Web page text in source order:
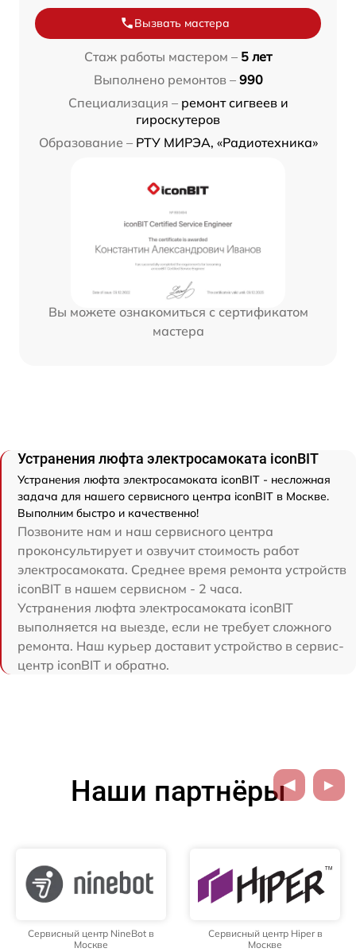
Вызвать мастера
Стаж работы мастером – 5 лет
Выполнено ремонтов – 990
Специализация – ремонт сигвеев и
гироскутеров
Образование – РТУ МИРЭА, «Радиотехника»
Вы можете ознакомиться с сертификатом
мастера
Устранения люфта электросамоката iconBIT
Устранения люфта электросамоката iconBIT - несложная
задача для нашего сервисного центра iconBIT в Москве.
Выполним быстро и качественно!
Позвоните нам и наш сервисного центра
проконсультирует и озвучит стоимость работ
электросамоката. Среднее время ремонта устройств
iconBIT в нашем сервисном - 2 часа.
Устранения люфта электросамоката iconBIT
выполняется на выезде, если не требует сложного
ремонта. Наш курьер доставит устройство в сервис-
центр iconBIT и обратно.
Наши партнёры
Сервисный центр NineBot в
Москве
Сервисный центр Hiper в
Москве